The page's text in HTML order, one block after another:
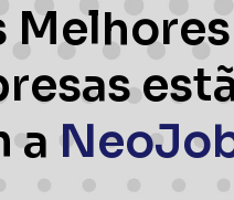
Melhores
a